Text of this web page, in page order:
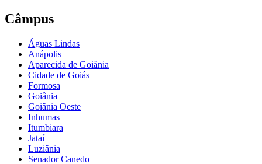
Câmpus
Águas Lindas
Anápolis
Aparecida de Goiânia
Cidade de Goiás
Formosa
Goiânia
Goiânia Oeste
Inhumas
Itumbiara
Jataí
Luziânia
Senador Canedo